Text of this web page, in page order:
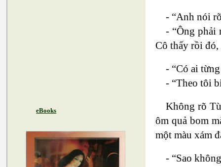
eBooks
- “Anh nói
- “Ông phải
Cô thấy rồi
- “Có ai
- “Theo tôi
Không rõ
ôm quả bom
một màu xám
- “Sao